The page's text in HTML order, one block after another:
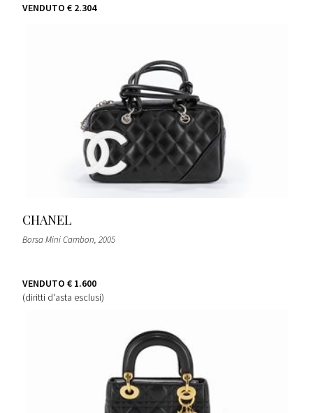
VENDUTO € 2.304
CHANEL
Borsa Mini Cambon, 2005
VENDUTO € 1.600
(diritti d'asta esclusi)